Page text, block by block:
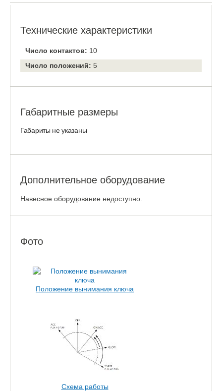
Технические характеристики
Число контактов: 10
Число положений: 5
Габаритные размеры
Габариты не указаны
Дополнительное оборудование
Навесное оборудование недоступно.
Фото
Положение вынимания ключа
Схема работы